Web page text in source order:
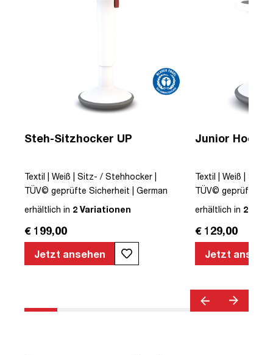
Steh-Sitzhocker UP
Textil | Weiß | Sitz- / Stehhocker |
TÜV© geprüfte Sicherheit | German
Design Award© | Höhenverstellbar |
erhältlich in 2 Variationen
€ 199,00
Jetzt ansehen
Junior Hocker
Textil | Weiß | Sitz-
TÜV© geprüfte
Design Award© |
erhältlich in 2
€ 129,00
Jetzt